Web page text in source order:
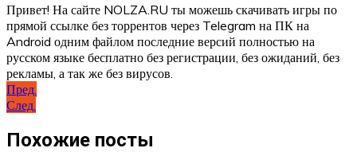
Привет! На сайте NOLZA.RU ты можешь скачивать игры по
прямой ссылке без торрентов через Telegram на ПК на
Android одним файлом последние версий полностью на
русском языке бесплатно без регистрации, без ожиданий, без
рекламы, а так же без вирусов.
Навигация
по
записям
Пред.
След.
Похожие посты